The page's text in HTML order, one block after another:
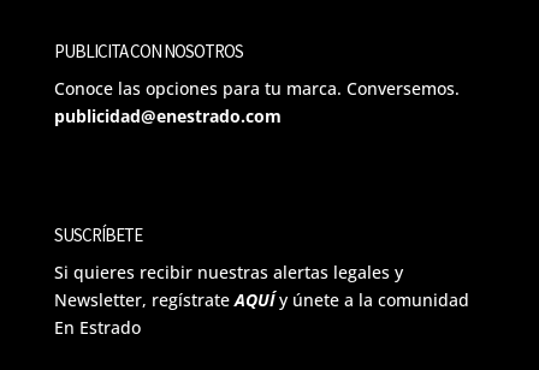
PUBLICITA CON NOSOTROS
Conoce las opciones para tu marca. Conversemos.
publicidad@enestrado.com
SUSCRÍBETE
Si quieres recibir nuestras alertas legales y
Newsletter, regístrateAQUÍ y únete a la comunidad
En Estrado